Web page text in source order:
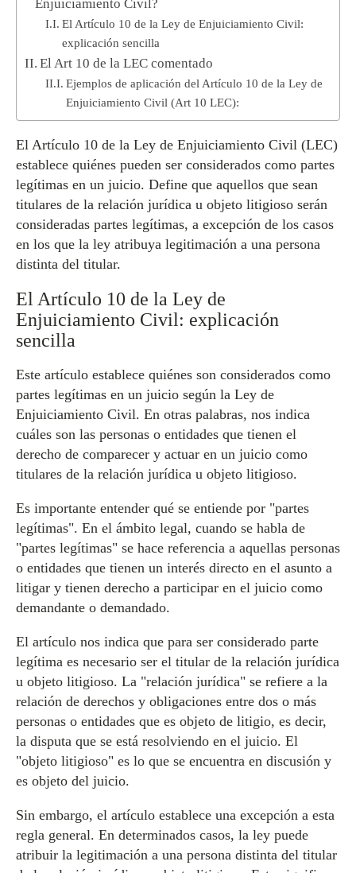
Enjuiciamiento Civil?
El Artículo 10 de la Ley de Enjuiciamiento Civil:
explicación sencilla
El Art 10 de la LEC comentado
Ejemplos de aplicación del Artículo 10 de la Ley de
Enjuiciamiento Civil (Art 10 LEC):
El Artículo 10 de la Ley de Enjuiciamiento Civil (LEC)
establece quiénes pueden ser considerados como partes
legítimas en un juicio. Define que aquellos que sean
titulares de la relación jurídica u objeto litigioso serán
consideradas partes legítimas, a excepción de los casos
en los que la ley atribuya legitimación a una persona
distinta del titular.
El Artículo 10 de la Ley de
Enjuiciamiento Civil: explicación
sencilla
Este artículo establece quiénes son considerados como
partes legítimas en un juicio según la Ley de
Enjuiciamiento Civil. En otras palabras, nos indica
cuáles son las personas o entidades que tienen el
derecho de comparecer y actuar en un juicio como
titulares de la relación jurídica u objeto litigioso.
Es importante entender qué se entiende por "partes
legítimas". En el ámbito legal, cuando se habla de
"partes legítimas" se hace referencia a aquellas personas
o entidades que tienen un interés directo en el asunto a
litigar y tienen derecho a participar en el juicio como
demandante o demandado.
El artículo nos indica que para ser considerado parte
legítima es necesario ser el titular de la relación jurídica
u objeto litigioso. La "relación jurídica" se refiere a la
relación de derechos y obligaciones entre dos o más
personas o entidades que es objeto de litigio, es decir,
la disputa que se está resolviendo en el juicio. El
"objeto litigioso" es lo que se encuentra en discusión y
es objeto del juicio.
Sin embargo, el artículo establece una excepción a esta
regla general. En determinados casos, la ley puede
atribuir la legitimación a una persona distinta del titular